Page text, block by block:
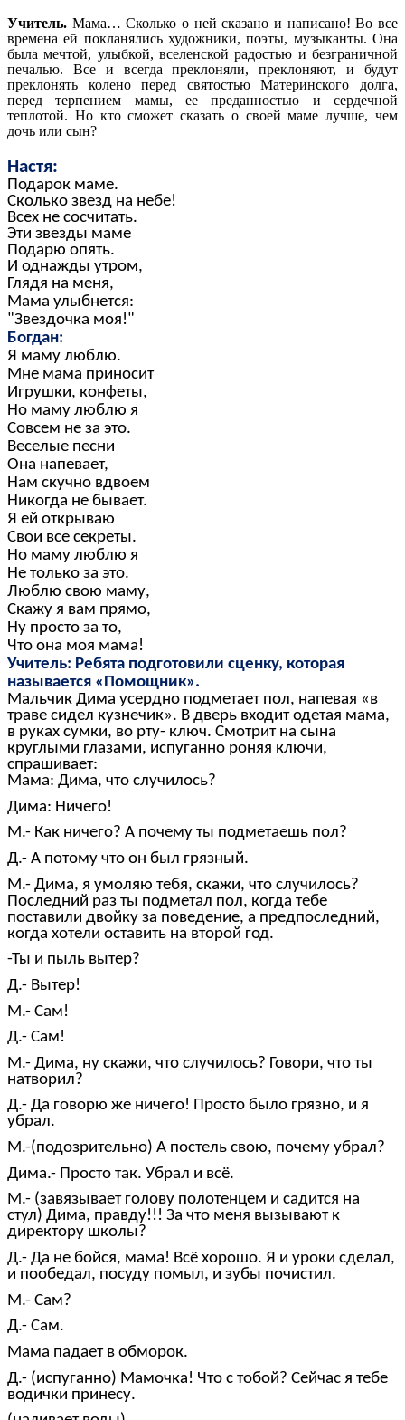
Учитель. Мама… Сколько о ней сказано и написано! Во все
времена ей покланялись художники, поэты, музыканты. Она
была мечтой, улыбкой, вселенской радостью и безграничной
печалью. Все и всегда преклоняли, преклоняют, и будут
преклонять колено перед святостью Материнского долга,
перед терпением мамы, ее преданностью и сердечной
теплотой. Но кто сможет сказать о своей маме лучше, чем
дочь или сын?
Настя:
Подарок маме.
Сколько звезд на небе!
Всех не сосчитать.
Эти звезды маме
Подарю опять.
И однажды утром,
Глядя на меня,
Мама улыбнется:
"Звездочка моя!"
Богдан:
Я маму люблю.
Мне мама приносит
Игрушки, конфеты,
Но маму люблю я
Совсем не за это.
Веселые песни
Она напевает,
Нам скучно вдвоем
Никогда не бывает.
Я ей открываю
Свои все секреты.
Но маму люблю я
Не только за это.
Люблю свою маму,
Скажу я вам прямо,
Ну просто за то,
Что она моя мама!
Учитель: Ребята подготовили сценку, которая
называется «Помощник».
Мальчик Дима усердно подметает пол, напевая «в
траве сидел кузнечик». В дверь входит одетая мама,
в руках сумки, во рту- ключ. Смотрит на сына
круглыми глазами, испуганно роняя ключи,
спрашивает:
Мама: Дима, что случилось?
Дима: Ничего!
М.- Как ничего? А почему ты подметаешь пол?
Д.- А потому что он был грязный.
М.- Дима, я умоляю тебя, скажи, что случилось?
Последний раз ты подметал пол, когда тебе
поставили двойку за поведение, а предпоследний,
когда хотели оставить на второй год.
-Ты и пыль вытер?
Д.- Вытер!
М.- Сам!
Д.- Сам!
М.- Дима, ну скажи, что случилось? Говори, что ты
натворил?
Д.- Да говорю же ничего! Просто было грязно, и я
убрал.
М.-(подозрительно) А постель свою, почему убрал?
Дима.- Просто так. Убрал и всё.
М.- (завязывает голову полотенцем и садится на
стул) Дима, правду!!! За что меня вызывают к
директору школы?
Д.- Да не бойся, мама! Всё хорошо. Я и уроки сделал,
и пообедал, посуду помыл, и зубы почистил.
М.- Сам?
Д.- Сам.
Мама падает в обморок.
Д.- (испуганно) Мамочка! Что с тобой? Сейчас я тебе
водички принесу.